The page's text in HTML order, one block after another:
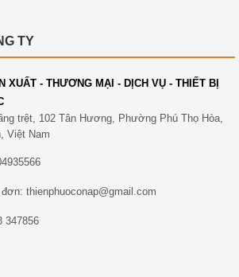
TY
XUẤT - THƯƠNG MẠI - DỊCH VỤ - THIẾT BỊ
trệt, 102 Tân Hương, Phường Phú Thọ Hòa,
Việt Nam
đơn: thienphuoconap@gmail.com
347856